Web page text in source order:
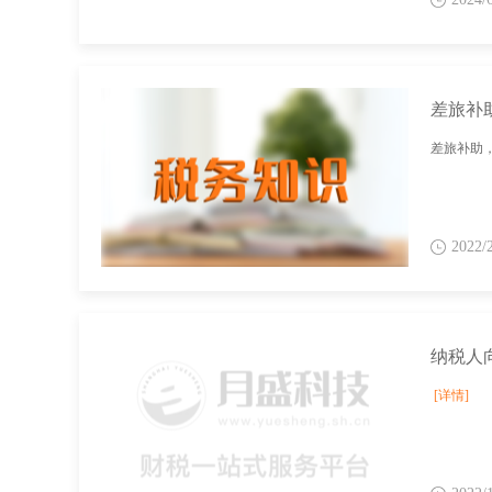
差旅补
差旅补助
2022/
[详情]